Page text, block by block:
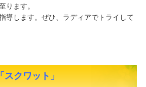
ります。
導します。ぜひ、ラディアでトライして
クワット」